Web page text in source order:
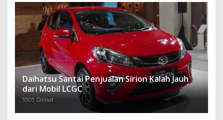
Daihatsu Santai Penjualan Sirion Kalah Jauh
dari Mobil LCGC
3505 Dilihat